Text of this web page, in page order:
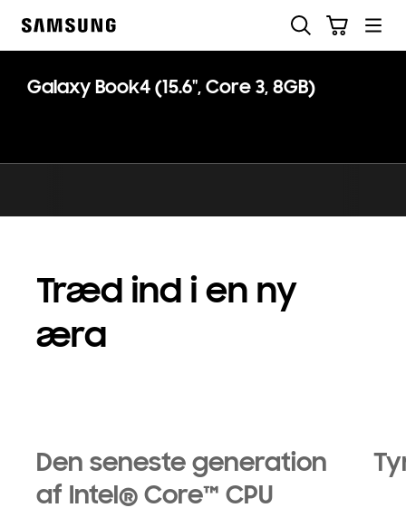
Galaxy Book4 (15.6", Core 3, 8GB)
Træd ind i en ny
æra
Den seneste generation
af Intel® Core™ CPU